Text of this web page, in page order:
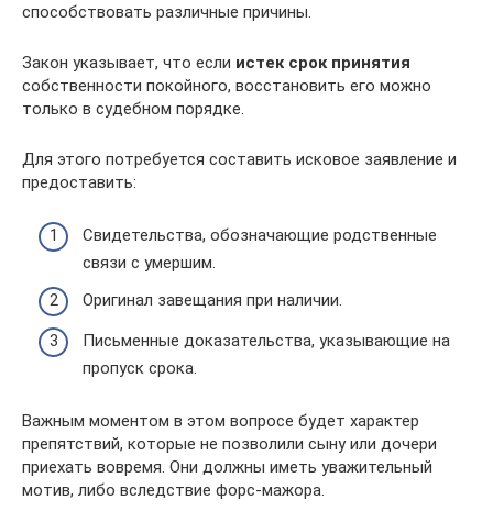
способствовать различные причины.
Закон указывает, что если истек срок принятия
собственности покойного, восстановить его можно
только в судебном порядке.
Для этого потребуется составить исковое заявление и
предоставить:
Свидетельства, обозначающие родственные
связи с умершим.
Оригинал завещания при наличии.
Письменные доказательства, указывающие на
пропуск срока.
Важным моментом в этом вопросе будет характер
препятствий, которые не позволили сыну или дочери
приехать вовремя. Они должны иметь уважительный
мотив, либо вследствие форс-мажора.